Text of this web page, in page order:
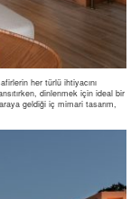
her türlü ihtiyacını
dinlenmek için ideal bir
geldiği iç mimari tasarım,